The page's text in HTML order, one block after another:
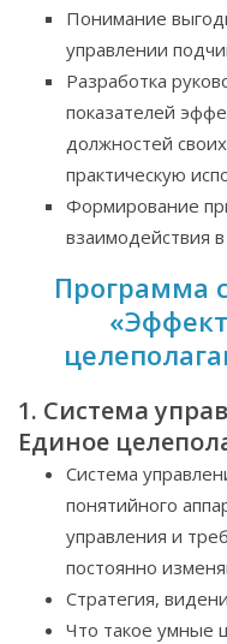
Понимание
управлении
Разработка
показателей
должностей
практическую
Формирование
взаимодействия
Программа
1. Система
Единое
Система
понятийного
управления и
постоянно
Стратегия,
Что такое умные